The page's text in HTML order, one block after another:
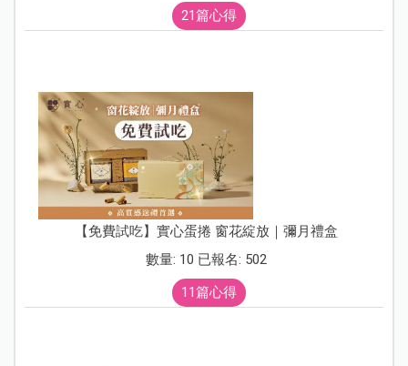
21篇心得
【免費試吃】實心蛋捲 窗花綻放｜彌月禮盒
數量: 10 已報名: 502
11篇心得